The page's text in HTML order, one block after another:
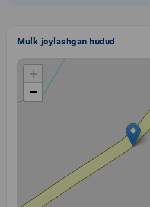
Mulk joylashgan hudud
+
−